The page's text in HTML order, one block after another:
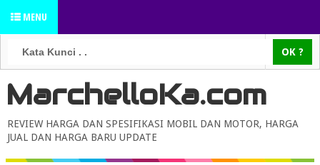
MENU
MarchelloKa.com
REVIEW HARGA DAN SPESIFIKASI MOBIL DAN MOTOR, HARGA
JUAL DAN HARGA BARU UPDATE